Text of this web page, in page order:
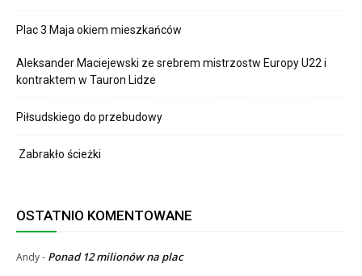
Plac 3 Maja okiem mieszkańców
Aleksander Maciejewski ze srebrem mistrzostw Europy U22 i
kontraktem w Tauron Lidze
Piłsudskiego do przebudowy
Zabrakło ścieżki
OSTATNIO KOMENTOWANE
Andy- Ponad 12 milionów na plac